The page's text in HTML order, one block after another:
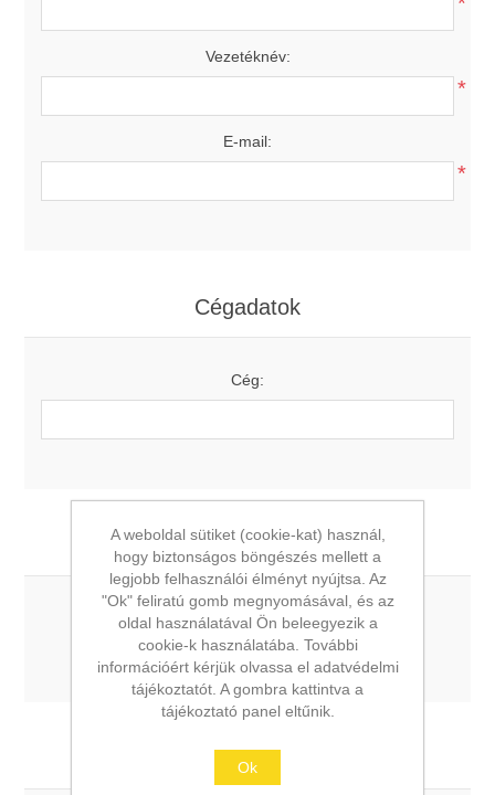
Vezetéknév:
*
E-mail:
*
Cégadatok
Cég:
Beállítások
Szeretnék hírlevelet kapni:
Jelszó megadása
A weboldal sütiket (cookie-kat) használ,
hogy biztonságos böngészés mellett a
legjobb felhasználói élményt nyújtsa. Az
"Ok" feliratú gomb megnyomásával, és az
oldal használatával Ön beleegyezik a
cookie-k használatába. További
információért kérjük olvassa el adatvédelmi
tájékoztatót. A gombra kattintva a
tájékoztató panel eltűnik.
Ok